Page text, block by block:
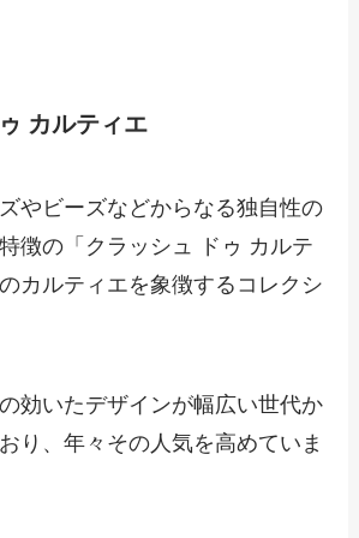
カルティエ
やビーズなどからなる独自性の
徴の「クラッシュ ドゥ カルテ
カルティエを象徴するコレクシ
効いたデザインが幅広い世代か
り、年々その人気を高めていま